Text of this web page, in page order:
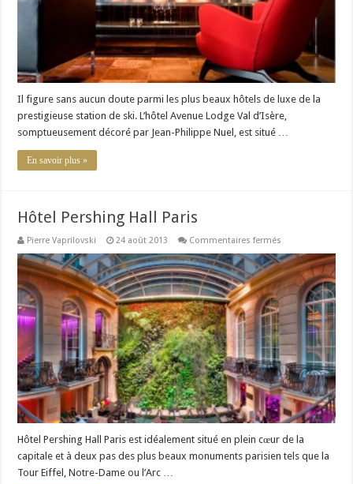
Il figure sans aucun doute parmi les plus beaux hôtels de luxe de la
prestigieuse station de ski. L’hôtel Avenue Lodge Val d’Isère,
somptueusement décoré par Jean-Philippe Nuel, est situé …
En savoir plus »
Hôtel Pershing Hall Paris
Pierre Vaprilovski 24 août 2013 Commentaires fermés
Pershing
Hall
Paris
Hôtel Pershing Hall Paris est idéalement situé en plein cœur de la
capitale et à deux pas des plus beaux monuments parisien tels que la
Tour Eiffel, Notre-Dame ou l’Arc …